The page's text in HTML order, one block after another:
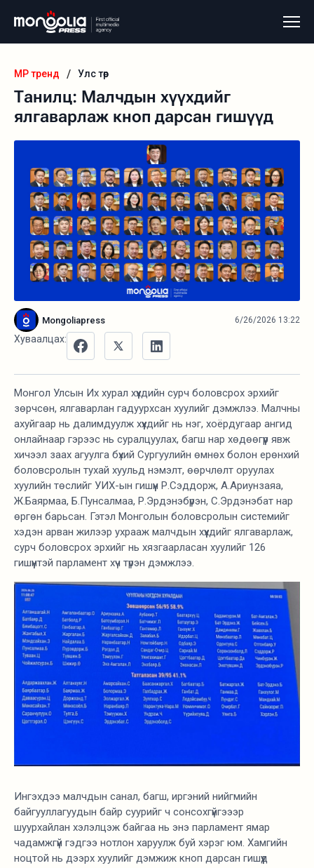
MP тренд / Улс төр
Танилц: Малчдын хүүхдийг
ялгаварлаж кноп дарсан гишүүд
Mongoliapress 6/26/2026 13:22
Хуваалцах:
Монгол Улсын Их хурал хүүхдийн сурч боловсрох эрхийг
зөрчсөн, ялгаварлан гадуурхсан хуулийг дэмжлээ. Малчны
ахуйгаар нь далимдуулж хүүхдийг нь нэг, хоёрдугаар ангид
онлайнаар гэрээс нь суралцуулах, багш нар хөдөөгүүр явж
хичээл заах агуулга бүхий Сургуулийн өмнөх болон ерөнхий
боловсролын тухай хуульд нэмэлт, өөрчлөлт оруулах
хуулийн төслийг УИХ-ын гишүүн Р.Сэддорж, А.Ариунзаяа,
Ж.Баярмаа, Б.Пунсалмаа, Р.Эрдэнэбүрэн, С.Эрдэнэбат нар
өргөн барьсан. Гэтэл Монголын боловсролын системийг
хэдэн арван жилээр ухрааж малчдын хүүхдийг ялгаварлаж,
сурч боловсрох эрхийг нь хязгаарласан хуулийг 126
гишүүнтэй парламент хүч түрэн дэмжлээ.
Ингэхдээ малчдын санал, багш, иргэний нийгмийн
байгууллагуудын байр суурийг ч сонсохгүйгэээр
шуурхайлан хэлэлцэж байгаа нь энэ парламент ямар
чадамжгүй гэдгээ нотлон харуулж буй хэрэг юм. Хамгийн
ноцтой нь дээрх хуулийг дэмжиж кноп дарсан гишүүд